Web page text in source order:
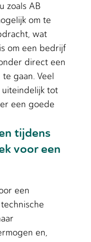
zoals AB
om te
wat
om een bedrijf
direct een
gaan. Veel
tot
een goede
tijdens
voor een
een
en,